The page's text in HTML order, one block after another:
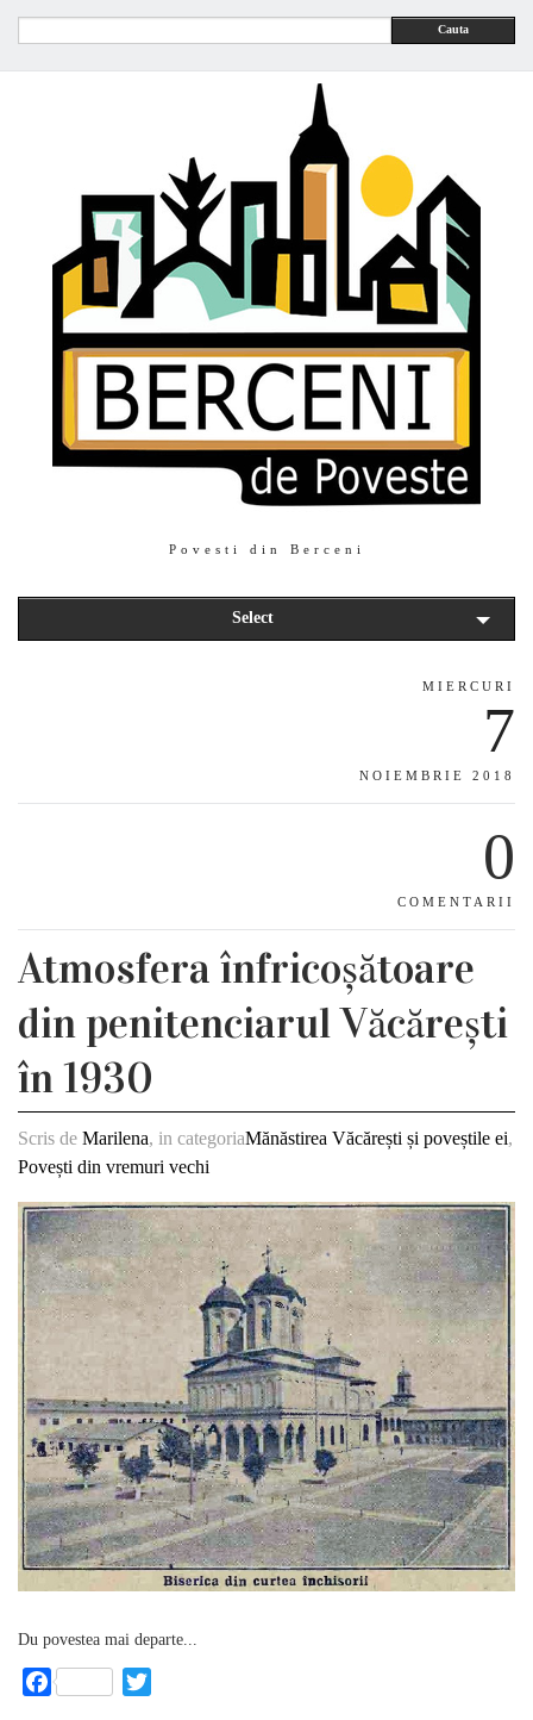
Cauta
Povesti din Berceni
Select
MIERCURI
7
NOIEMBRIE 2018
0
COMENTARII
Atmosfera înfricoșătoare
din penitenciarul Văcărești
în 1930
Scris de Marilena, in categoriaMănăstirea Văcărești și poveștile ei,
Povești din vremuri vechi
Du povestea mai departe...
Facebook